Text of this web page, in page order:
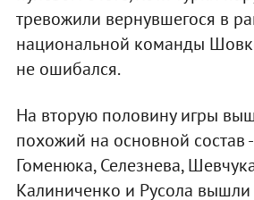
тревожили вернувшегося в
национальной команды
не ошибался.
На вторую половину игры
похожий на основной состав
Гоменюка, Селезнева,
Калиниченко и Русола